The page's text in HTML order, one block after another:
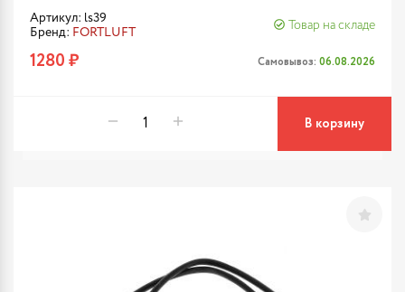
Артикул: ls39
Бренд: FORTLUFT
Товар на складе
1280 ₽ Самовывоз: 06.08.2026
В корзину